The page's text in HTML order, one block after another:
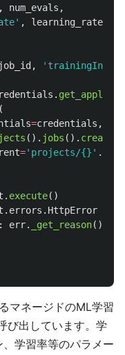
, num_evals ,
' ,
learning_rate
job_id , ' trainingInput
.
(
=credentials ,
(). jobs (). create
=' projects/{} ' .
. execute()
. errors . HttpError
: err. _get_reason()}
マネージドのML学習
び出しています。学
学習率等のパラメー